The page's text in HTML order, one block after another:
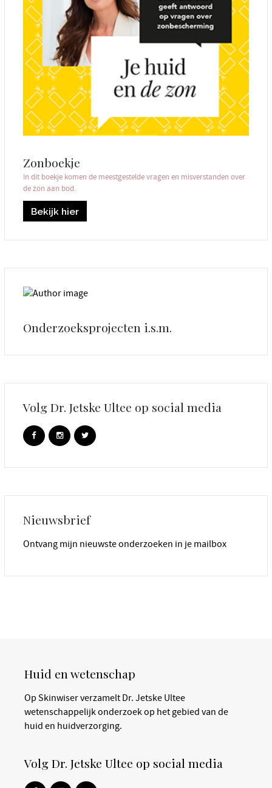
Zonboekje
In dit boekje komen de meestgestelde vragen en misverstanden over
de zon aan bod.
Bekijk hier
Onderzoeksprojecten i.s.m.
Volg Dr. Jetske Ultee op social media
Nieuwsbrief
Ontvang mijn nieuwste onderzoeken in je mailbox
Huid en wetenschap
Op Skinwiser verzamelt Dr. Jetske Ultee
wetenschappelijk onderzoek op het gebied van de
huid en huidverzorging.
Volg Dr. Jetske Ultee op social media